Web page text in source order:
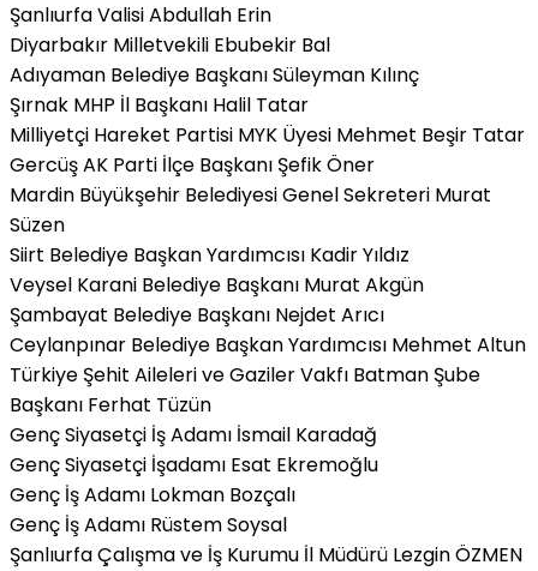
Şanlıurfa Valisi Abdullah Erin
Diyarbakır Milletvekili Ebubekir Bal
Adıyaman Belediye Başkanı Süleyman Kılınç
Şırnak MHP İl Başkanı Halil Tatar
Milliyetçi Hareket Partisi MYK Üyesi Mehmet Beşir Tatar
Gercüş AK Parti İlçe Başkanı Şefik Öner
Mardin Büyükşehir Belediyesi Genel Sekreteri Murat
Süzen
Siirt Belediye Başkan Yardımcısı Kadir Yıldız
Veysel Karani Belediye Başkanı Murat Akgün
Şambayat Belediye Başkanı Nejdet Arıcı
Ceylanpınar Belediye Başkan Yardımcısı Mehmet Altun
Türkiye Şehit Aileleri ve Gaziler Vakfı Batman Şube
Başkanı Ferhat Tüzün
Genç Siyasetçi İş Adamı İsmail Karadağ
Genç Siyasetçi İşadamı Esat Ekremoğlu
Genç İş Adamı Lokman Bozçalı
Genç İş Adamı Rüstem Soysal
Şanlıurfa Çalışma ve İş Kurumu İl Müdürü Lezgin ÖZMEN